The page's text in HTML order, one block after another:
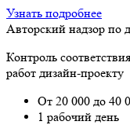
Узнать подробнее
Авторский надзор по
Контроль
работ дизайн-проекту
От 20 000 до 40
1 рабочий день